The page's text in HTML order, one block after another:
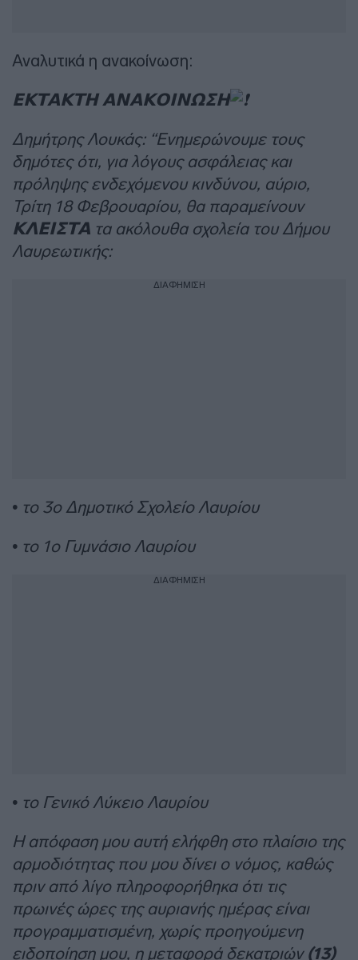
Αναλυτικά η ανακοίνωση:
𝝚𝝟𝝩𝝖𝝟𝝩𝝜 𝝖𝝢𝝖𝝟𝝤𝝞𝝢𝝮𝝨𝝜
Δημήτρης Λουκάς: “Ενημερώνουμε τους
δημότες ότι, για λόγους ασφάλειας και
πρόληψης ενδεχόμενου κινδύνου, αύριο,
Τρίτη 18 Φεβρουαρίου, θα παραμείνουν
𝝟𝝠𝝚𝝞𝝨𝝩𝝖 τα ακόλουθα σχολεία του Δήμου
Λαυρεωτικής:
ΔΙΑΦΗΜΙΣΗ
• το 3ο Δημοτικό Σχολείο Λαυρίου
• το 1ο Γυμνάσιο Λαυρίου
ΔΙΑΦΗΜΙΣΗ
• το Γενικό Λύκειο Λαυρίου
Η απόφαση μου αυτή ελήφθη στο πλαίσιο της
αρμοδιότητας που μου δίνει ο νόμος, καθώς
πριν από λίγο πληροφορήθηκα ότι τις
πρωινές ώρες της αυριανής ημέρας είναι
προγραμματισμένη, χωρίς προηγούμενη
ειδοποίηση μου, η μεταφορά δεκατριών(13)